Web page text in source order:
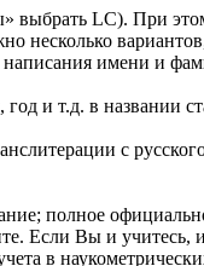
LC). При
несколько
написания имени и
и т.д. в названии
с
полное
Если Вы и учитесь, и
в